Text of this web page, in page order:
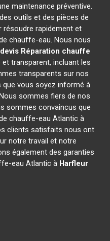
maintenance préventive.
outils et des pièces de
résoudre rapidement et
chauffe-eau. Nous nous
devis Réparation chauffe
et transparent, incluant les
transparents sur nos
vous soyez informé à
sommes fiers de nos
sommes convaincus que
chauffe-eau Atlantic à
clients satisfaits nous ont
notre travail et notre
également des garanties
eau Atlantic à Harfleur